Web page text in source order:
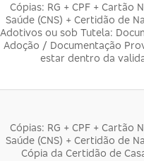
Cópias: RG + CPF + Cartão
Saúde (CNS) + Certidão de
Adotivos ou sob Tutela:
Adoção / Documentação
estar dentro da
Cópias: RG + CPF + Cartão
Saúde (CNS) + Certidão de
Cópia da Certidão de